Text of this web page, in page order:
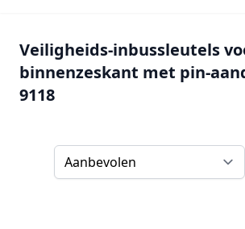
Veiligheids-inbussleutels
binnenzeskant met pin-
9118